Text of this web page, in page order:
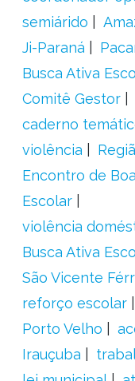
semiárido
Ji-Paraná
Busca Ativa
Comitê Gestor
caderno
violência
Encontro de
Escolar
violência
Busca Ativa
São Vicente
reforço escolar
Porto Velho
Irauçuba